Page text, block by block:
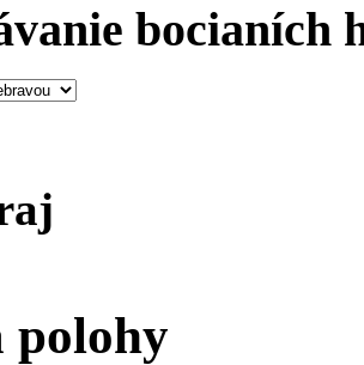
bocianích
polohy